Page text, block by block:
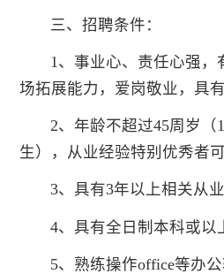
三、招聘条件：
1、事业心、责任心强，
场拓展能力，爱岗敬业，具
2、年龄不超过45周岁（
生），从业经验特别优秀者
3、具有3年以上相关从业
4、具有全日制本科或以
5、熟练操作office等办公